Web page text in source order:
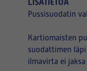
LISÄTIETOA
Pussisuodatin
Kartiomaisten
suodattimen
ilmavirta ei